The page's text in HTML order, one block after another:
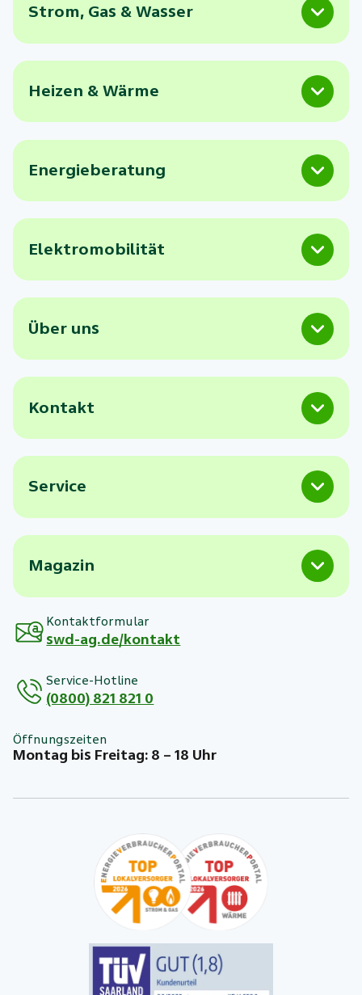
Strom, Gas & Wasser
Heizen & Wärme
Energieberatung
Elektromobilität
Über uns
Kontakt
Service
Magazin
Kontaktformular
swd-ag.de/kontakt
Service-Hotline
(0800) 821 821 0
Öffnungszeiten
Montag bis Freitag: 8 – 18 Uhr